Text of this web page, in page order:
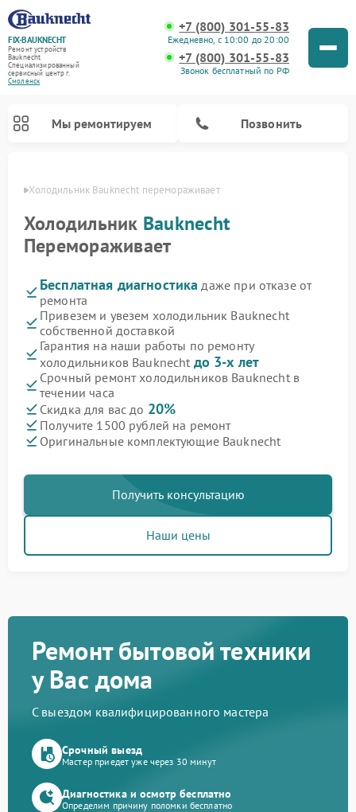
FIX-BAUKNECHT
Ремонт устройств
Bauknecht
Специализированный
cервисный центр г.
Смоленск
+7 (800) 301-55-83
Ежедневно, с 10:00 до 20:00
+7 (800) 301-55-83
Звонок бесплатный по РФ
Мы ремонтируем Позвонить
Холодильник Bauknecht перемораживает
Холодильник Bauknecht
Перемораживает
Бесплатная диагностика даже при отказе от
ремонта
Привезем и увезем холодильник Bauknecht
собственной доставкой
Гарантия на наши работы по ремонту
холодильников Bauknecht до 3-х лет
Срочный ремонт холодильников Bauknecht в
течении часа
Скидка для вас до 20%
Получите 1500 рублей на ремонт
Оригинальные комплектующие Bauknecht
Получить консультацию
Наши цены
Ремонт бытовой техники
у Вас дома
С выездом квалифицированного мастера
Срочный выезд
Мастер приедет уже через 30 минут
Диагностика и осмотр бесплатно
Определим причину поломки бесплатно